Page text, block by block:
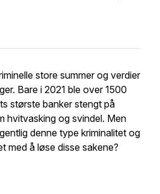
store summer og verdier
Bare i 2021 ble over 1500
største banker stengt på
hvitvasking og svindel. Men
denne type kriminalitet og
med å løse disse sakene?